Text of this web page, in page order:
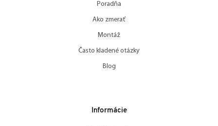
Poradňa
Ako zmerať
Montáž
Často kladené otázky
Blog
Informácie